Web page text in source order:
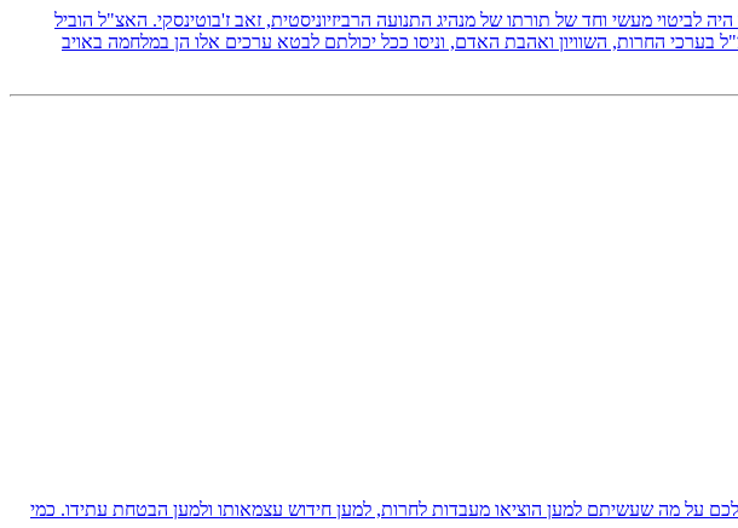
היה לביטוי מעשי וחד של תורתו של מנהיג התנועה הרביזיוניסטית, זאב ז'בוטינסקי. האצ"ל הוביל
החרות, השוויון ואהבת האדם, וניסו ככל יכולתם לבטא ערכים אלו הן במלחמה באויב
על מה שעשיתם למען הוציאו מעבדות לחרות, למען חידוש עצמאותו ולמען הבטחת עתידו. כמי